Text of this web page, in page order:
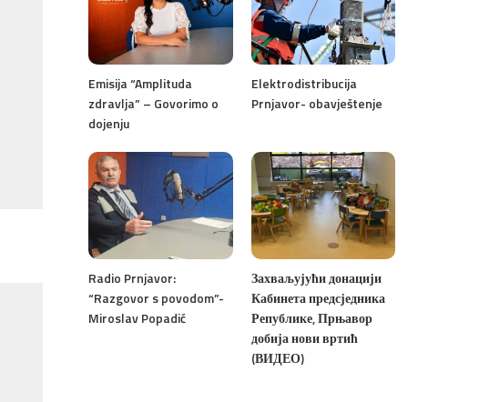
Emisija “Amplituda
zdravlja” – Govorimo o
dojenju
Elektrodistribucija
Prnjavor- obavještenje
Radio Prnjavor:
“Razgovor s povodom”-
Miroslav Popadić
Захваљујући донацији
Кабинета предсједника
Републике, Прњавор
добија нови вртић
(ВИДЕО)